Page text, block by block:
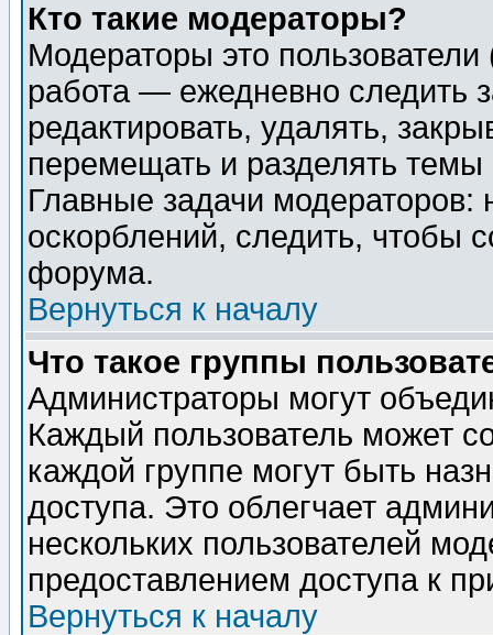
Кто такие модераторы?
Модераторы это
работа — ежедневно следить
редактировать, удалять,
перемещать и разделять
Главные задачи
оскорблений, следить, чтобы
форума.
Вернуться к началу
Что такое группы
Администраторы могут
Каждый пользователь может
каждой группе могут быть
доступа. Это облегчает
нескольких пользователей
предоставлением доступа к
Вернуться к началу